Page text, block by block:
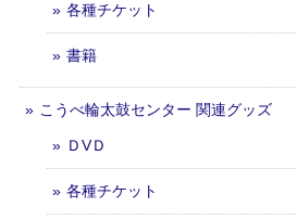
各種チケット
書籍
こうべ輪太鼓センター 関連グッズ
ＤVＤ
各種チケット